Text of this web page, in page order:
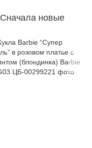
Сначала новые